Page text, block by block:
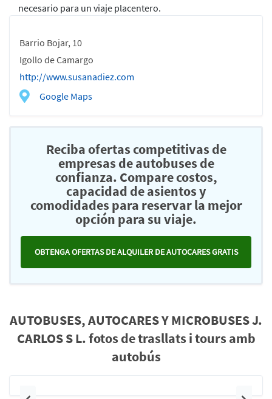
Barrio Bojar, 10
Igollo de Camargo
http://www.susanadiez.com
Google Maps
necesario para un viaje placentero.
Reciba ofertas competitivas de
empresas de autobuses de
confianza. Compare costos,
capacidad de asientos y
comodidades para reservar la mejor
opción para su viaje.
OBTENGA OFERTAS DE ALQUILER DE AUTOCARES GRATIS
AUTOBUSES, AUTOCARES Y MICROBUSES J.
CARLOS S L. fotos de trasllats i tours amb
autobús